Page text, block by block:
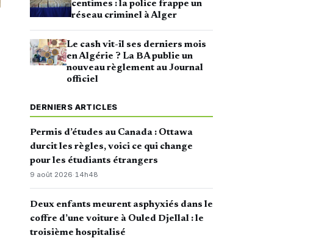
centimes : la police frappe un
réseau criminel à Alger
Le cash vit-il ses derniers mois
en Algérie ? La BA publie un
nouveau règlement au Journal
officiel
DERNIERS ARTICLES
Permis d’études au Canada : Ottawa
durcit les règles, voici ce qui change
pour les étudiants étrangers
9 août 2026·14h48
Deux enfants meurent asphyxiés dans le
coffre d’une voiture à Ouled Djellal : le
troisième hospitalisé